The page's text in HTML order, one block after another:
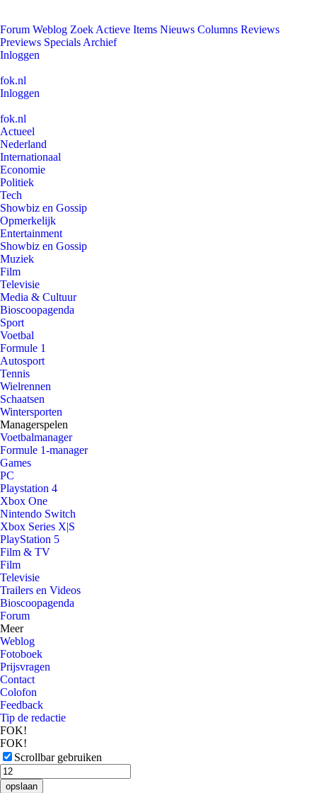
Forum Weblog Zoek Actieve Items Nieuws Columns Reviews
Previews Specials Archief
Inloggen
fok.nl
Inloggen
fok.nl
Actueel
Nederland
Internationaal
Economie
Politiek
Tech
Showbiz en Gossip
Opmerkelijk
Entertainment
Showbiz en Gossip
Muziek
Film
Televisie
Media & Cultuur
Bioscoopagenda
Sport
Voetbal
Formule 1
Autosport
Tennis
Wielrennen
Schaatsen
Wintersporten
Managerspelen
Voetbalmanager
Formule 1-manager
Games
PC
Playstation 4
Xbox One
Nintendo Switch
Xbox Series X|S
PlayStation 5
Film & TV
Film
Televisie
Trailers en Videos
Bioscoopagenda
Forum
Meer
Weblog
Fotoboek
Prijsvragen
Contact
Colofon
Feedback
Tip de redactie
FOK!
FOK!
Scrollbar gebruiken
opslaan